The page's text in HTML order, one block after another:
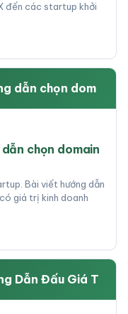
đến các startup khởi
dẫn chọn dom
chọn domain
Bài viết hướng dẫn
giá trị kinh doanh
Dẫn Đấu Giá T